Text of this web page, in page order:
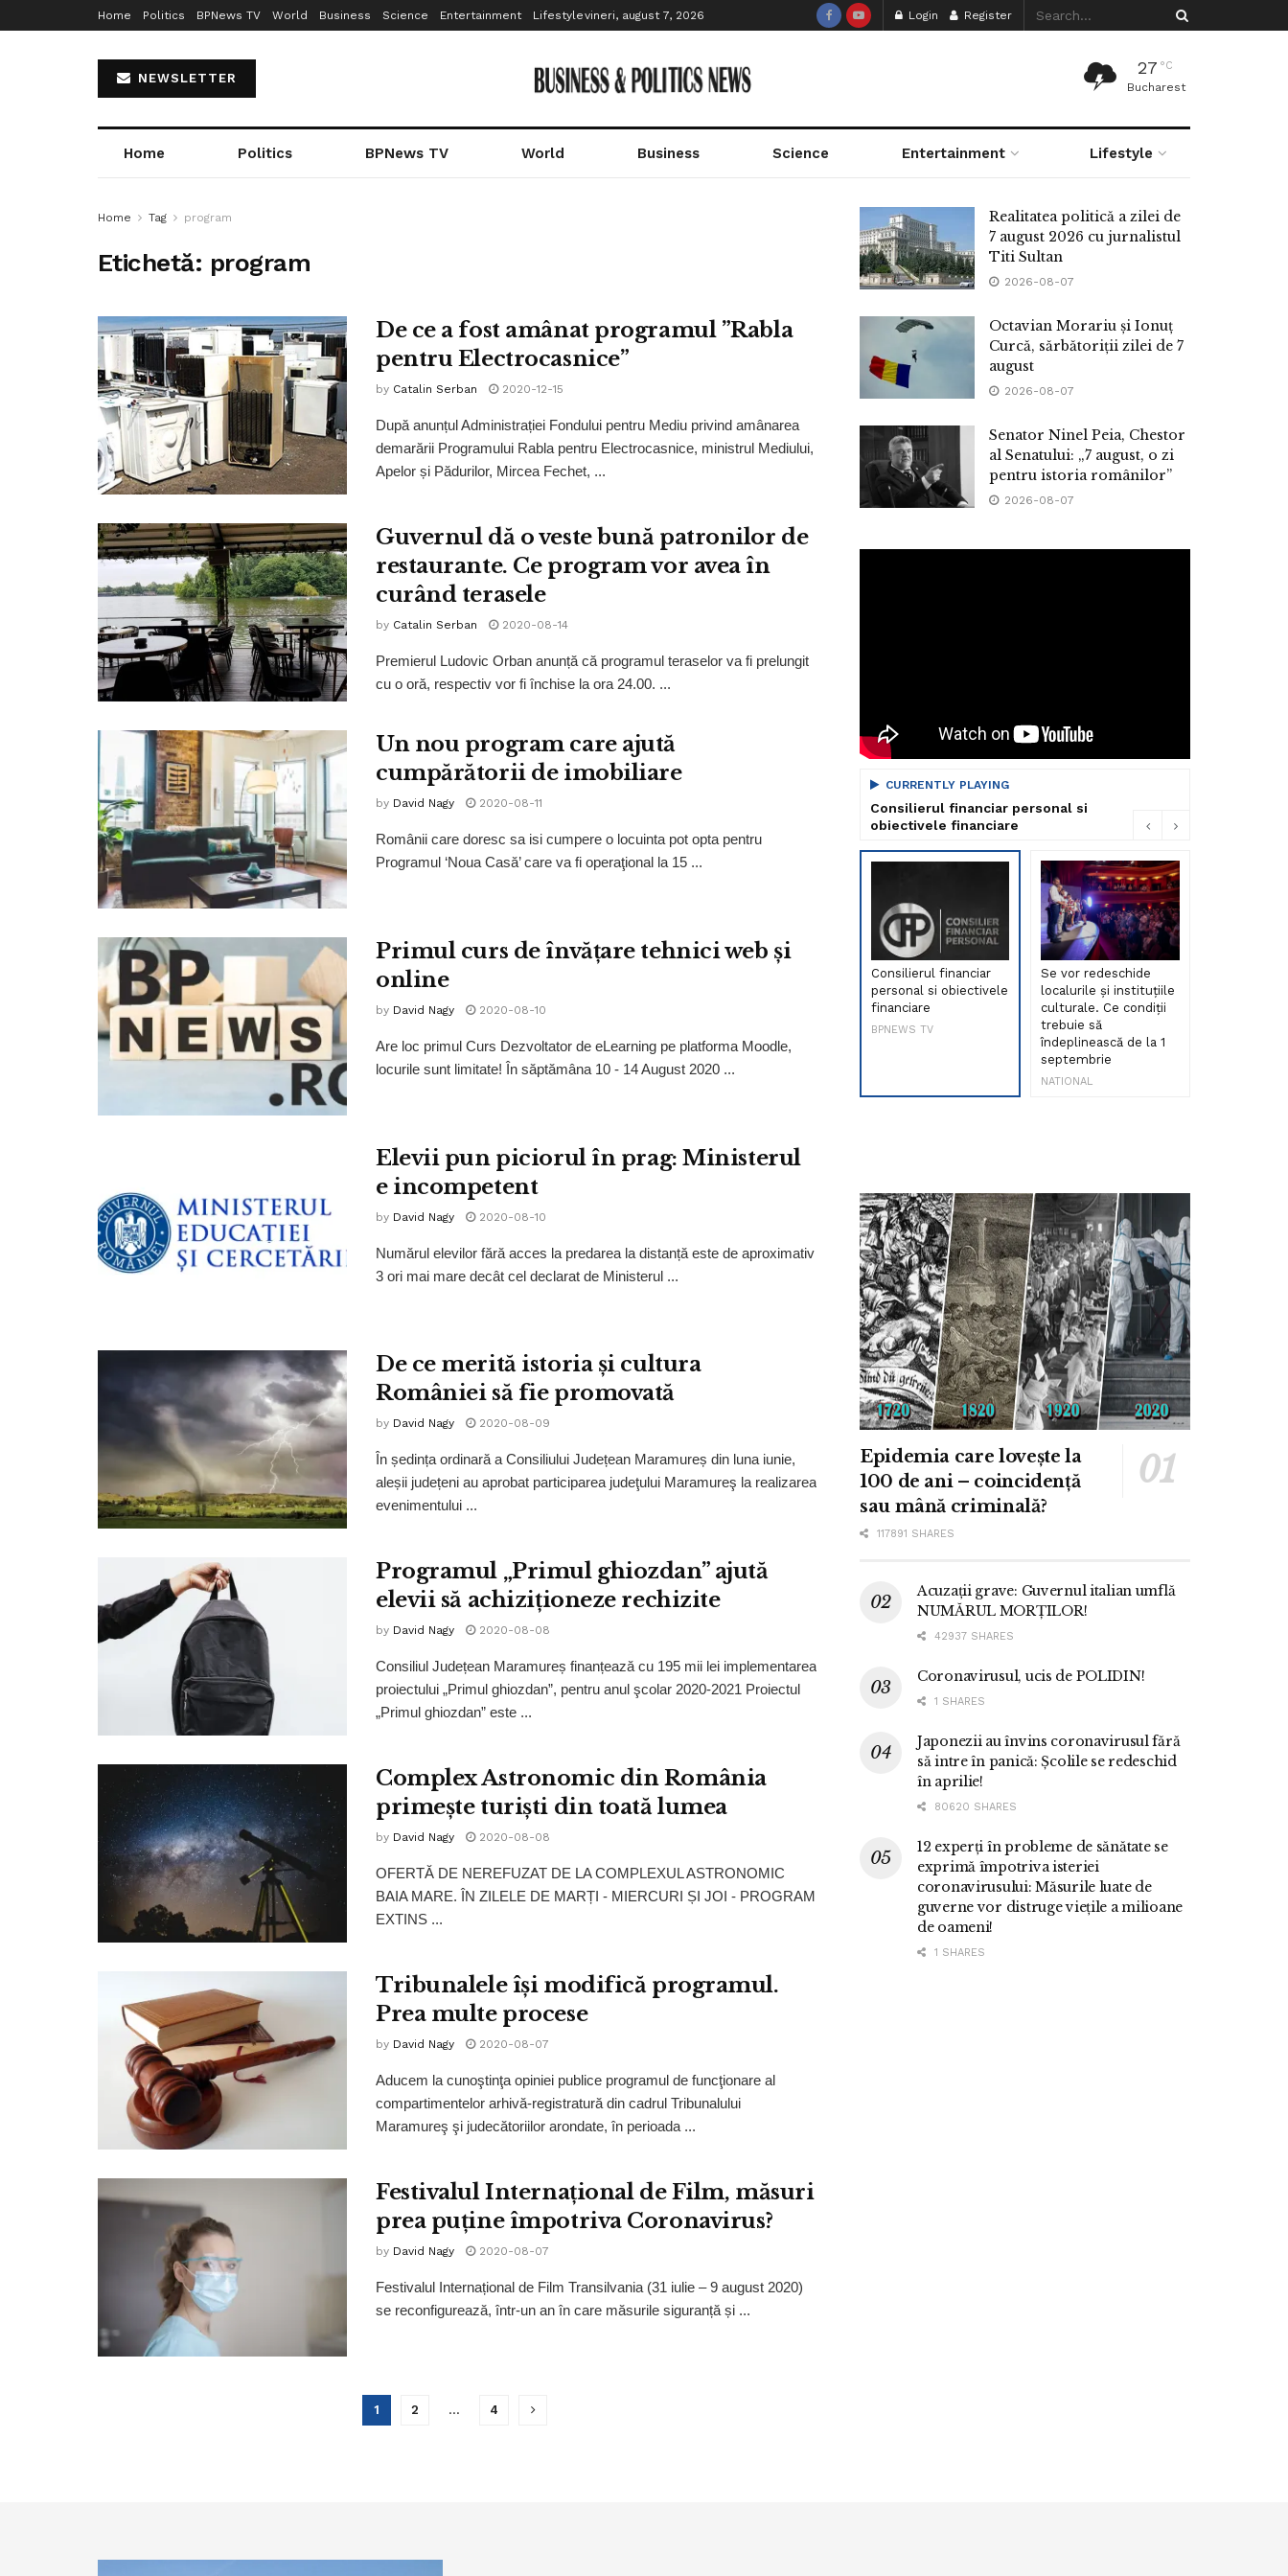
Home Politics BPNews TV World Business Science Entertainment Lifestylevineri, august 7, 2026 Login Register
NEWSLETTER
27 °C
Bucharest
Home Politics BPNews TV World Business Science Entertainment Lifestyle
Home Tag program
Etichetă: program
De ce a fost amânat programul ”Rabla
pentru Electrocasnice”
by Catalin Serban 2020-12-15
După anunțul Administrației Fondului pentru Mediu privind amânarea
demarării Programului Rabla pentru Electrocasnice, ministrul Mediului,
Apelor și Pădurilor, Mircea Fechet, ...
Guvernul dă o veste bună patronilor de
restaurante. Ce program vor avea în
curând terasele
by Catalin Serban 2020-08-14
Premierul Ludovic Orban anunță că programul teraselor va fi prelungit
cu o oră, respectiv vor fi închise la ora 24.00. ...
Un nou program care ajută
cumpărătorii de imobiliare
by David Nagy 2020-08-11
Românii care doresc sa isi cumpere o locuinta pot opta pentru
Programul ‘Noua Casă’ care va fi operaţional la 15 ...
Primul curs de învățare tehnici web și
online
by David Nagy 2020-08-10
Are loc primul Curs Dezvoltator de eLearning pe platforma Moodle,
locurile sunt limitate! În săptămâna 10 - 14 August 2020 ...
Elevii pun piciorul în prag: Ministerul
e incompetent
by David Nagy 2020-08-10
Numărul elevilor fără acces la predarea la distanță este de aproximativ
3 ori mai mare decât cel declarat de Ministerul ...
De ce merită istoria și cultura
României să fie promovată
by David Nagy 2020-08-09
În ședința ordinară a Consiliului Județean Maramureș din luna iunie,
aleșii județeni au aprobat participarea judeţului Maramureş la realizarea
evenimentului ...
Programul „Primul ghiozdan” ajută
elevii să achiziționeze rechizite
by David Nagy 2020-08-08
Consiliul Județean Maramureș finanțează cu 195 mii lei implementarea
proiectului „Primul ghiozdan”, pentru anul şcolar 2020-2021 Proiectul
„Primul ghiozdan” este ...
Complex Astronomic din România
primește turiști din toată lumea
by David Nagy 2020-08-08
OFERTĂ DE NEREFUZAT DE LA COMPLEXUL ASTRONOMIC
BAIA MARE. ÎN ZILELE DE MARȚI - MIERCURI ȘI JOI - PROGRAM
EXTINS ...
Tribunalele își modifică programul.
Prea multe procese
by David Nagy 2020-08-07
Aducem la cunoştinţa opiniei publice programul de funcţionare al
compartimentelor arhivă-registratură din cadrul Tribunalului
Maramureş şi judecătoriilor arondate, în perioada ...
Festivalul Internațional de Film, măsuri
prea puține împotriva Coronavirus?
by David Nagy 2020-08-07
Festivalul Internațional de Film Transilvania (31 iulie – 9 august 2020)
se reconfigurează, într-un an în care măsurile siguranță și ...
1 2 … 4
Realitatea politică a zilei de
7 august 2026 cu jurnalistul
Titi Sultan
2026-08-07
Octavian Morariu și Ionuț
Curcă, sărbătoriții zilei de 7
august
2026-08-07
Senator Ninel Peia, Chestor
al Senatului: „7 august, o zi
pentru istoria românilor”
2026-08-07
CURRENTLY PLAYING
Consilierul financiar personal si
obiectivele financiare
Consilierul financiar
personal si obiectivele
financiare
BPNEWS TV
Se vor redeschide
localurile și instituțiile
culturale. Ce condiții
trebuie să
îndeplinească de la 1
septembrie
NATIONAL
Epidemia care lovește la
100 de ani – coincidență
sau mână criminală?
117891 SHARES
Acuzații grave: Guvernul italian umflă
NUMĂRUL MORȚILOR!
42937 SHARES
Coronavirusul, ucis de POLIDIN!
1 SHARES
Japonezii au învins coronavirusul fără
să intre în panică: Școlile se redeschid
în aprilie!
80620 SHARES
12 experți în probleme de sănătate se
exprimă împotriva isteriei
coronavirusului: Măsurile luate de
guverne vor distruge viețile a milioane
de oameni!
1 SHARES